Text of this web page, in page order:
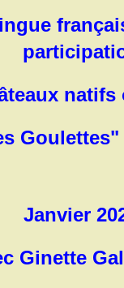
natifs
Janvier
Ginette